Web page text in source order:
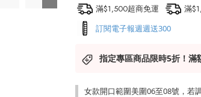
滿$1,500超商免運 滿
訂閱電子報週週送300
指定專區商品限時5折！滿
女款開口範圍美圍06至08號，若